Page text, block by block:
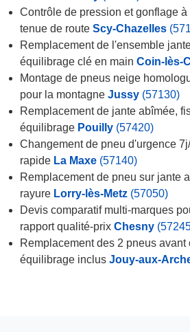
Contrôle de pression et gonflage
tenue de route Scy-Chazelles
Remplacement de l'ensemble
équilibrage clé en main Coin-lès-
Montage de pneus neige
pour la montagne Jussy (57130)
Remplacement de jante abîmée,
équilibrage Pouilly (57420)
Changement de pneu d'urgence
rapide La Maxe (57140)
Remplacement de pneu sur jante
rayure Lorry-lès-Metz (57050)
Devis comparatif multi-marques
rapport qualité-prix Chesny
Remplacement des 2 pneus avant
équilibrage inclus Jouy-aux-